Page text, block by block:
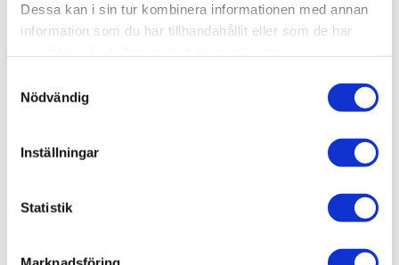
Dessa kan i sin tur kombinera informationen med annan
information som du har tillhandahållit eller som de har
Nödvändig
Inställningar
Statistik
Omdömen